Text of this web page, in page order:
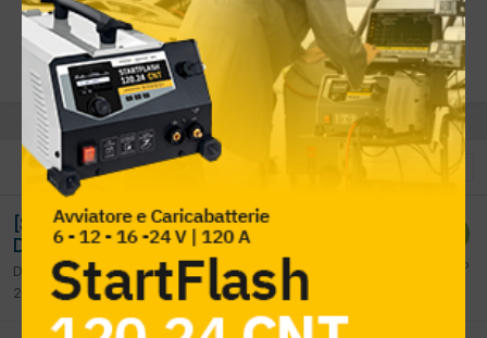
Suzuki - Service
Sezione riservata alle discussioni riguardanti tutte le procedure
per reset service e manutenzioni varie.
[SUZUKI vitara 2 02/2016 1.6cc d16aa 85Kw
Diesel] azzeramento service
Da RAPHAEL,30 Maggio 2025
2
risposte 543 visite